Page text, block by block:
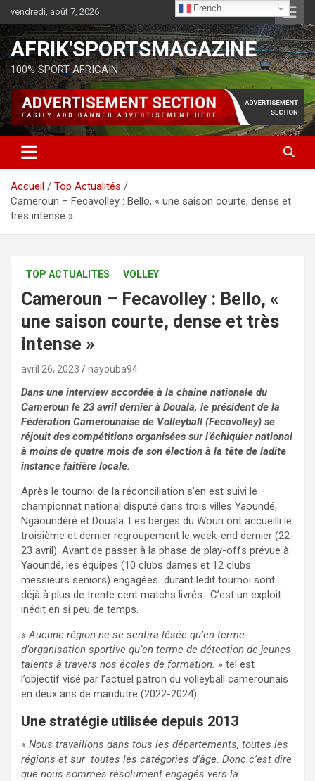
vendredi, août 7, 2026
AFRIK'SPORTSMAGAZINE
100% SPORT AFRICAIN
Accueil
Top Actualités
Cameroun – Fecavolley : Bello, « une saison courte, dense et
très intense »
TOP ACTUALITÉS VOLLEY
Cameroun – Fecavolley : Bello, «
une saison courte, dense et très
intense »
avril 26, 2023 nayouba94
Dans une interview accordée à la chaîne nationale du
Cameroun le 23 avril dernier à Douala, le président de la
Fédération Camerounaise de Volleyball (Fecavolley) se
réjouit des compétitions organisées sur l’échiquier national
à moins de quatre mois de son élection à la tête de ladite
instance faîtière locale.
Après le tournoi de la réconciliation s’en est suivi le
championnat national disputé dans trois villes Yaoundé,
Ngaoundéré et Douala. Les berges du Wouri ont accueilli le
troisième et dernier regroupement le week-end dernier (22-
23 avril). Avant de passer à la phase de play-offs prévue à
Yaoundé, les équipes (10 clubs dames et 12 clubs
messieurs seniors) engagées durant ledit tournoi sont
déjà à plus de trente cent matchs livrés. C’est un exploit
inédit en si peu de temps.
« Aucune région ne se sentira lésée qu’en terme
d’organisation sportive qu’en terme de détection de jeunes
talents à travers nos écoles de formation. » tel est
l’objectif visé par l’actuel patron du volleyball camerounais
en deux ans de mandutre (2022-2024).
Une stratégie utilisée depuis 2013
« Nous travaillons dans tous les départements, toutes les
régions et sur toutes les catégories d’âge. Donc c’est dire
que nous sommes résolument engagés vers la
French